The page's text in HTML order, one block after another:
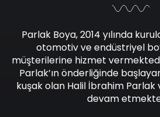
Parlak Boya, 2014 yılında
otomotiv ve endüstriyel
müşterilerine hizmet
Parlak’ın önderliğinde
kuşak olan Halil İbrahim Parlak
devam